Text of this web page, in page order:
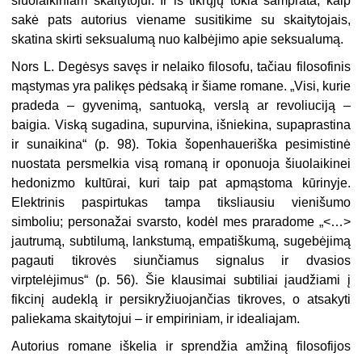
sakė pats autorius viename susitikime su skaitytojais,
skatina skirtiseksualumą nuo kalbėjimo apie seksualumą.
Nors L. Degėsys savęs ir nelaiko filosofu, tačiau filosofinis
mąstymas yra palikęs pėdsaką ir šiame romane. „Visi, kurie
pradeda – gyvenimą, santuoką, verslą ar revoliuciją –
baigia. Viską sugadina, supurvina, išniekina, supaprastina
ir sunaikina“ (p. 98). Tokia šopenhaueriška pesimistinė
nuostata persmelkia visą romaną ir oponuoja šiuolaikinei
hedonizmo kultūrai, kuri taip pat apmąstoma kūrinyje.
Elektrinis paspirtukas tampa tiksliausiu vienišumo
simboliu; personažai svarsto, kodėl mes praradome „<…>
jautrumą, subtilumą, lankstumą, empatiškumą, sugebėjimą
pagauti tikrovės siunčiamus signalus ir dvasios
virptelėjimus“ (p. 56). Šie klausimai subtiliai įaudžiami į
fikcinį audeklą ir persikryžiuojančias tikroves, o atsakyti
paliekamaskaitytojui – ir empiriniam, ir idealiajam.
Autorius romane iškelia ir sprendžia amžiną filosofijos